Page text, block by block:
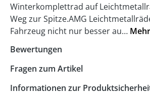
Winterkomplettrad auf
Weg zur Spitze.AMG
Fahrzeug nicht nur besser au… Mehr
Bewertungen
Fragen zum Artikel
Informationen zur